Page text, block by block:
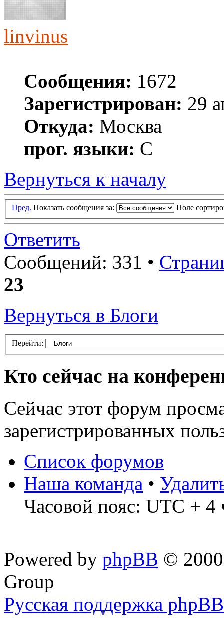
linvinus
Сообщения: 1672
Зарегистрирован: 29
Откуда: Москва
прог. языки: С
Вернуться к началу
Пред. Показать сообщения за: Поле
Ответить
Сообщений: 331 •
23
Вернуться в Блоги
Перейти:
Кто сейчас на
Сейчас этот форум
зарегистрированных
Список форумов
Наша команда •
Часовой пояс: UTC + 4
Powered by phpBB ©
Group
Русская поддержка phpBB